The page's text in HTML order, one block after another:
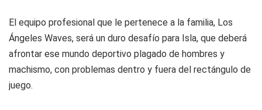
El equipo profesional que le pertenece a la familia, Los
Ángeles Waves, será un duro desafío para Isla, que deberá
afrontar ese mundo deportivo plagado de hombres y
machismo, con problemas dentro y fuera del rectángulo de
juego.